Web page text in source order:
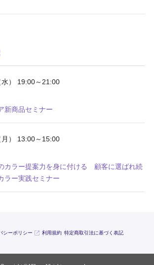
） 19:00～21:00
新商品セミナー
） 13:00～15:00
カラー提案力を身に付ける 顧客に選ばれ続
ラー実践セミナー
シーポリシー 利用規約 特定商取引法に基づく表記